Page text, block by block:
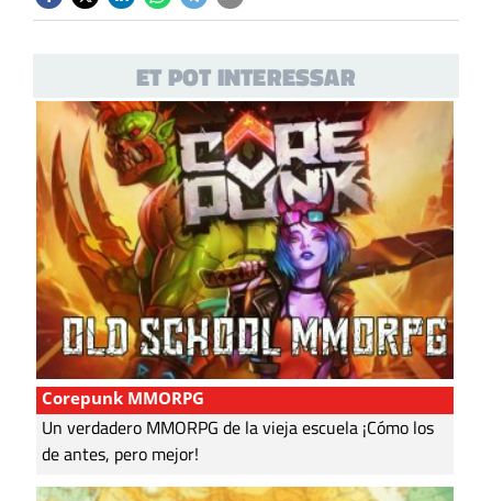
ET POT INTERESSAR
Corepunk MMORPG
Un verdadero MMORPG de la vieja escuela ¡Cómo los
de antes, pero mejor!